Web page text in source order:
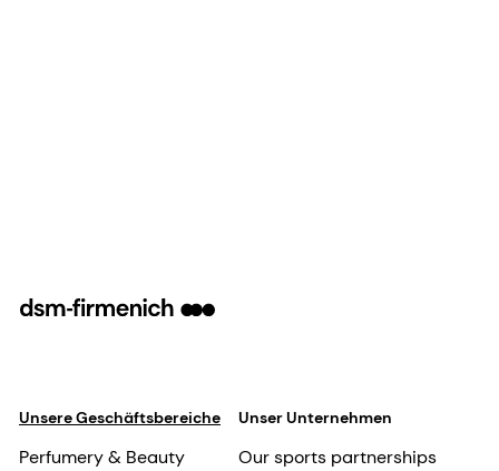
Unsere Geschäftsbereiche
Perfumery & Beauty
Unser Unternehmen
Our sports partnerships